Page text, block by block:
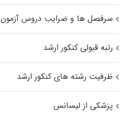
سرفصل ها و ضرایب دروس آزمون
رتبه قبولی کنکور ارشد
ظرفیت رشته های کنکور ارشد
پزشکی از لیسانس